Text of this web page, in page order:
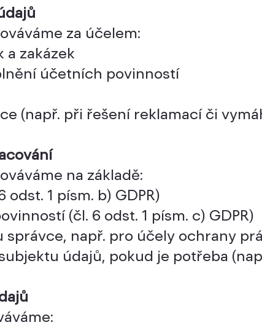
za účelem:
a zakázek
účetních povinností
(např. při řešení reklamací či
na základě:
1 písm. b) GDPR)
(čl. 6 odst. 1 písm. c) GDPR)
např. pro účely ochrany
údajů, pokud je potřeba